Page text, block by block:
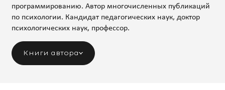
программированию. Автор многочисленных публикаций
по психологии. Кандидат педагогических наук, доктор
психологических наук, профессор.
Книги автора